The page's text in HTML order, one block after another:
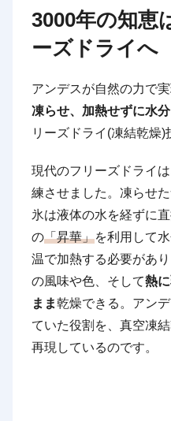
3000年の知恵
ーズドライへ
アンデスが自然の力で
凍らせ、加熱せずに水分
リーズドライ(凍結乾燥)
現代のフリーズドライ
練させました。凍らせ
氷は液体の水を経ずに
の「昇華」を利用して
温で加熱する必要があ
の風味や色、そして熱
まま乾燥できる。アン
ていた役割を、真空凍
再現しているのです。